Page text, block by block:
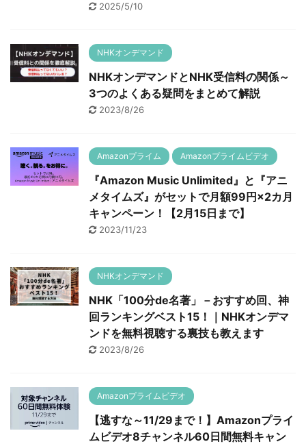
2025/5/10
NHKオンデマンド
NHKオンデマンドとNHK受信料の関係～
3つのよくある疑問をまとめて解説
2023/8/26
Amazonプライム Amazonプライムビデオ
『Amazon Music Unlimited』と『アニ
メタイムズ』がセットで月額99円×2カ月
キャンペーン！【2月15日まで】
2023/11/23
NHKオンデマンド
NHK「100分de名著」－おすすめ回、神
回ランキングベスト15！｜NHKオンデマ
ンドを無料視聴する裏技も教えます
2023/8/26
Amazonプライムビデオ
【逃すな～11/29まで！】Amazonプライ
ムビデオ8チャンネル60日間無料キャン